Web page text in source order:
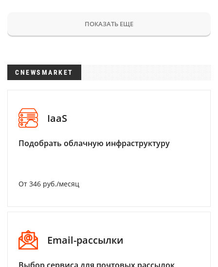
ПОКАЗАТЬ ЕЩЕ
CNEWSMARKET
IaaS
Подобрать облачную инфраструктуру
От 346 руб./месяц
Email-рассылки